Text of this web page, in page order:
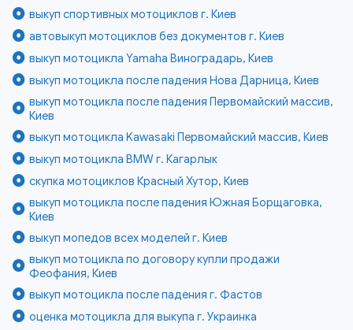
выкуп спортивных мотоциклов г. Киев
автовыкуп мотоциклов без документов г. Киев
выкуп мотоцикла Yamaha Виноградарь, Киев
выкуп мотоцикла после падения Нова Дарница, Киев
выкуп мотоцикла после падения Первомайский массив,
Киев
выкуп мотоцикла Kawasaki Первомайский массив, Киев
выкуп мотоцикла BMW г. Кагарлык
скупка мотоциклов Красный Хутор, Киев
выкуп мотоцикла после падения Южная Борщаговка,
Киев
выкуп мопедов всех моделей г. Киев
выкуп мотоцикла по договору купли продажи
Феофания, Киев
выкуп мотоцикла после падения г. Фастов
оценка мотоцикла для выкупа г. Украинка